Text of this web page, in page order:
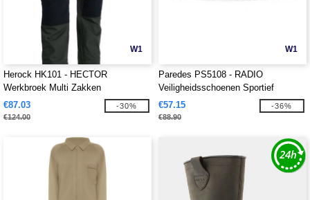
W1
Herock HK101 - HECTOR
Werkbroek Multi Zakken
€87.03
€124.00
-30%
W1
Paredes PS5108 - RADIO
Veiligheidsschoenen Sportief
€57.15
€88.90
-36%